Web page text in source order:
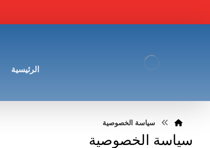
الرئيسية
سياسة الخصوصية
سياسة الخصوصية